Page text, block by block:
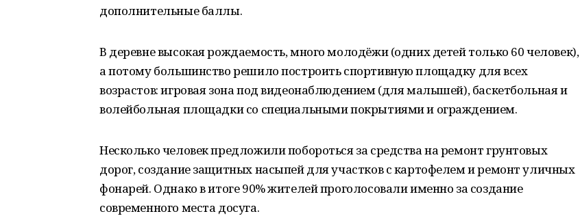
дополнительные баллы.
В деревне высокая рождаемость, много молодёжи (одних детей только 60 человек),
а потому большинство решило построить спортивную площадку для всех
возрастов: игровая зона под видеонаблюдением (для малышей), баскетбольная и
волейбольная площадки со специальными покрытиями и ограждением.
Несколько человек предложили побороться за средства на ремонт грунтовых
дорог, создание защитных насыпей для участков с картофелем и ремонт уличных
фонарей. Однако в итоге 90% жителей проголосовали именно за создание
современного места досуга.